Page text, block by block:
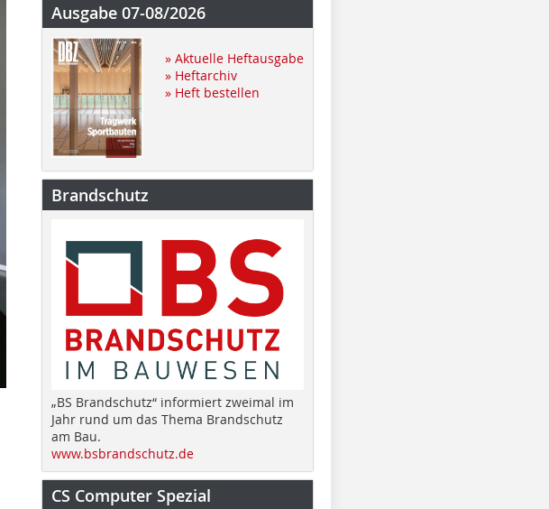
Ausgabe 07-08/2026
» Aktuelle Heftausgabe
» Heftarchiv
» Heft bestellen
Brandschutz
„BS Brandschutz“ informiert zweimal im
Jahr rund um das Thema Brandschutz
am Bau.
www.bsbrandschutz.de
CS Computer Spezial